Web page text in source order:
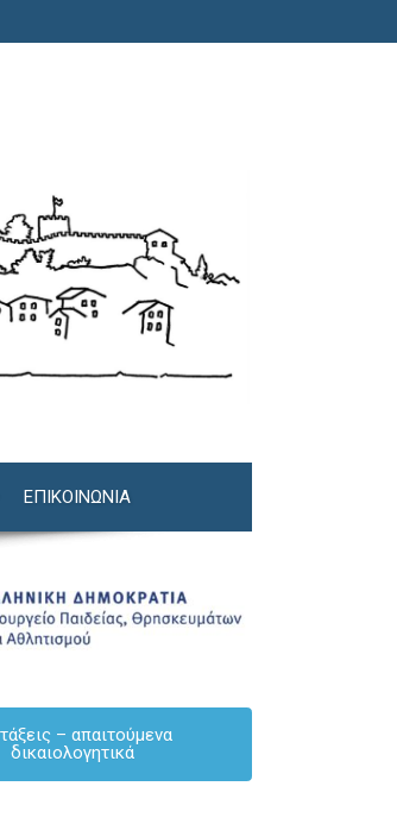
ΕΠΙΚΟΙΝΩΝΊΑ
– απαιτούμενα
δικαιολογητικά